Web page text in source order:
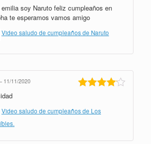
Valorado
en4
emilia soy Naruto feliz cumpleaños en
te esperamos vamos amigo
Video saludo de cumpleaños de Naruto
11/11/2020
Video saludo de cumpleaños de Los